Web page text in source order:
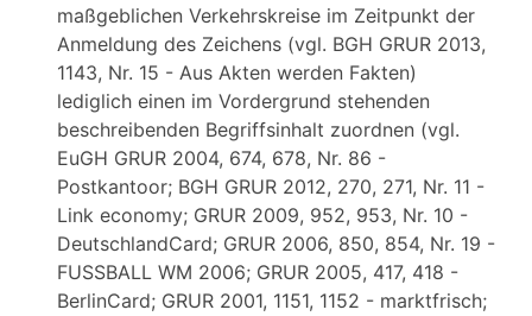
maßgeblichen Verkehrskreise im Zeitpunkt der
Anmeldung des Zeichens (vgl. BGH GRUR 2013,
1143, Nr. 15 - Aus Akten werden Fakten)
lediglich einen im Vordergrund stehenden
beschreibenden Begriffsinhalt zuordnen (vgl.
EuGH GRUR 2004, 674, 678, Nr. 86 -
Postkantoor; BGH GRUR 2012, 270, 271, Nr. 11 -
Link economy; GRUR 2009, 952, 953, Nr. 10 -
DeutschlandCard; GRUR 2006, 850, 854, Nr. 19 -
FUSSBALL WM 2006; GRUR 2005, 417, 418 -
BerlinCard; GRUR 2001, 1151, 1152 - marktfrisch;